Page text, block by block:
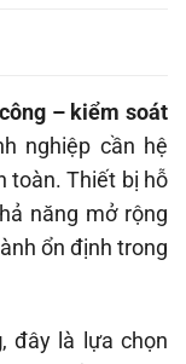
– kiểm soát
nghiệp cần hệ
toàn. Thiết bị hỗ
năng mở rộng
ổn định trong
, đây là lựa chọn